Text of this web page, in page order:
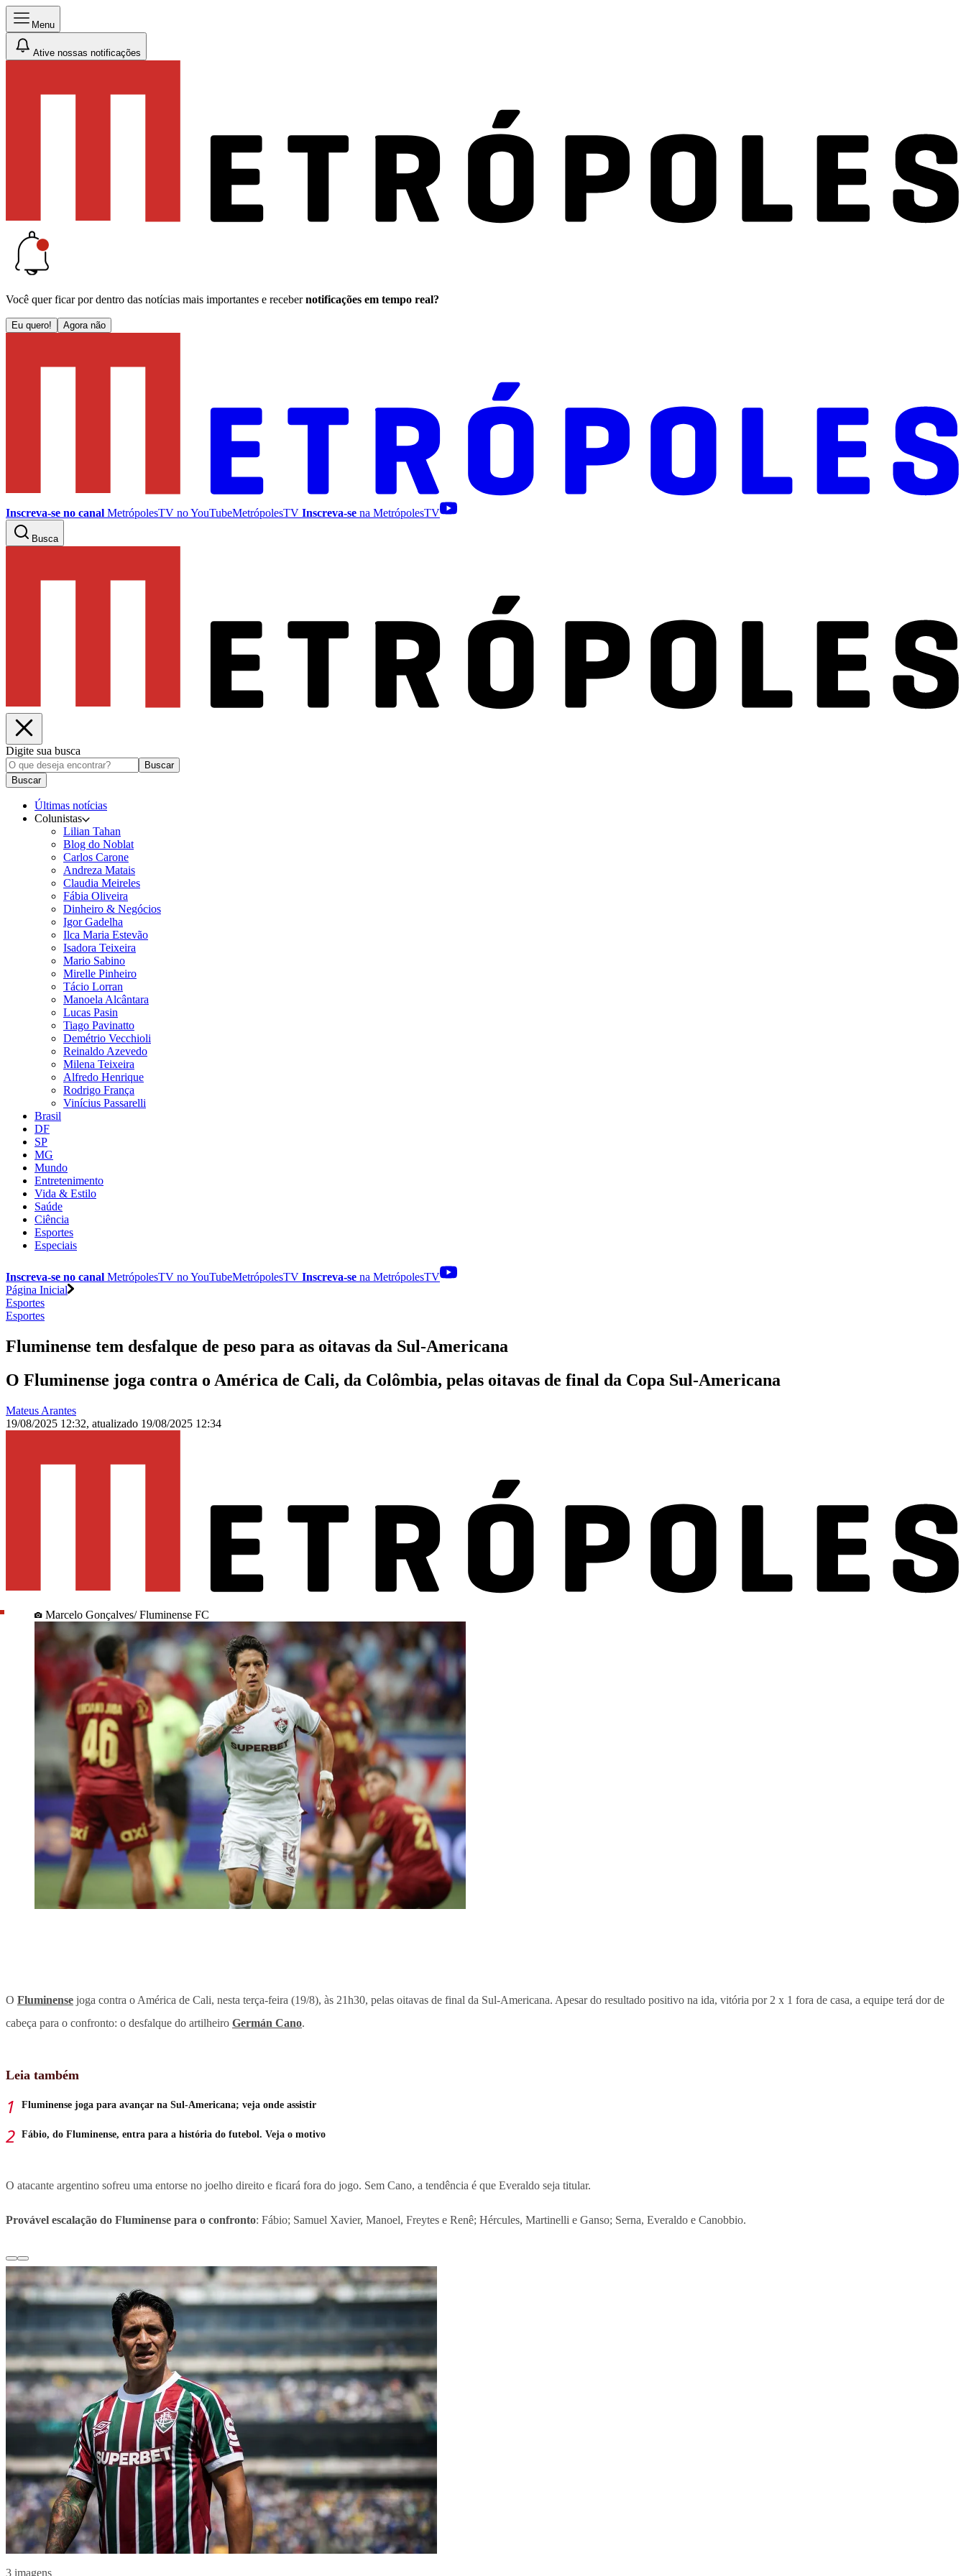
Menu
Ative nossas notificações
Você quer ficar por dentro das notícias mais importantes e receber notificações em tempo real?
Eu quero! Agora não
Inscreva-se no canal MetrópolesTV noYouTubeMetrópolesTV Inscreva-se na MetrópolesTV
Busca
Digite sua busca
Buscar
Buscar
Últimas notícias
Colunistas
Lilian Tahan
Blog do Noblat
Carlos Carone
Andreza Matais
Claudia Meireles
Fábia Oliveira
Dinheiro & Negócios
Igor Gadelha
Ilca Maria Estevão
Isadora Teixeira
Mario Sabino
Mirelle Pinheiro
Tácio Lorran
Manoela Alcântara
Lucas Pasin
Tiago Pavinatto
Demétrio Vecchioli
Reinaldo Azevedo
Milena Teixeira
Alfredo Henrique
Rodrigo França
Vinícius Passarelli
Brasil
DF
SP
MG
Mundo
Entretenimento
Vida & Estilo
Saúde
Ciência
Esportes
Especiais
Inscreva-se no canal MetrópolesTV noYouTubeMetrópolesTV Inscreva-se na MetrópolesTV
Página Inicial
Esportes
Esportes
Fluminense tem desfalque de peso para as oitavas da Sul-Americana
O Fluminense joga contra o América de Cali, da Colômbia, pelas oitavas de final da Copa Sul-Americana
Mateus Arantes
19/08/2025 12:32, atualizado 19/08/2025 12:34
Marcelo Gonçalves/ Fluminense FC
O Fluminense joga contra o América de Cali, nesta terça-feira (19/8), às 21h30, pelas oitavas de final da Sul-Americana. Apesar do resultado positivo na ida, vitória por 2 x 1 fora de casa, a equipe terá dor de
cabeça para o confronto: o desfalque do artilheiro Germán Cano.
Leia também
Fluminense joga para avançar na Sul-Americana; veja onde assistir
Fábio, do Fluminense, entra para a história do futebol. Veja o motivo
O atacante argentino sofreu uma entorse no joelho direito e ficará fora do jogo. Sem Cano, a tendência é que Everaldo seja titular.
Provável escalação do Fluminense para o confronto: Fábio; Samuel Xavier, Manoel, Freytes e Renê; Hércules, Martinelli e Ganso; Serna, Everaldo e Canobbio.
3 imagens